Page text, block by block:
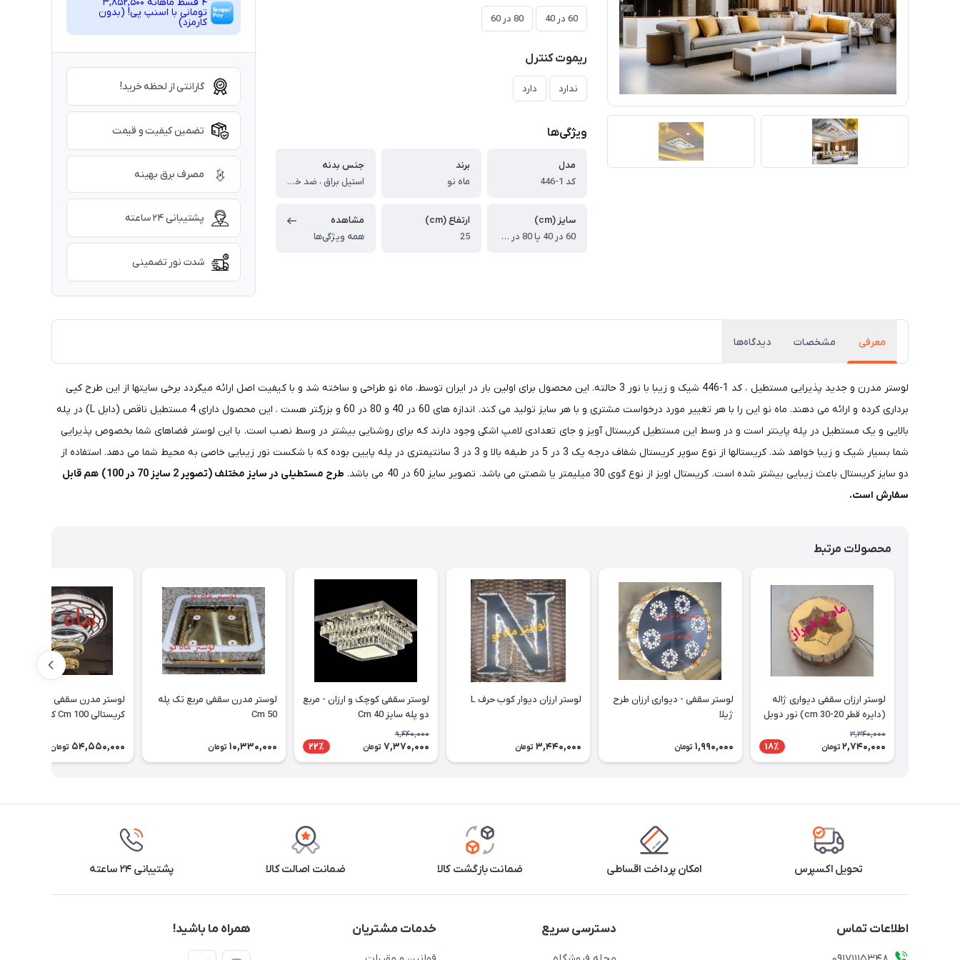
60 در 40 80 در 60
ریموت کنترل
ندارد دارد
ویژگی‌ها
مدل
کد 1-446
برند
ماه نو
جنس بدنه
استیل براق ، ضد خش تایواینی درجه یک طلایی/ نقره ای
سایز (cm)
60 در 40 یا 80 در 60 و ....
ارتفاع (cm)
25
مشاهده
همه ویژگی‌ها
تومانی با اسنپ ‌پی! (بدون
کارمزد)
گارانتی از لحظه خرید!
تضمین کیفیت و قیمت
مصرف برق بهینه
پشتیبانی ۲۴ ساعته
شدت نور تضمینی
معرفی مشخصات دیدگاه‌ها
لوستر مدرن و جدید پذیرایی مستطیل ، کد 1-446 شیک و زیبا با نور 3 حالته. این محصول برای اولین بار در ایران توسط، ماه نو طراحی و ساخته شد و با کیفیت اصل ارائه میگردد برخی سایتها از این طرح کپی
برداری کرده و ارائه می دهند. ماه نو این را با هر تغییر مورد درخواست مشتری و با هر سایز تولید می کند. اندازه های 60 در 40 و 80 در 60 و بزرگتر هست . این محصول دارای 4 مستطیل ناقص (دابل L) در پله
بالایی و یک مستطیل در پله پاینتر است و در وسط این مستطیل کریستال آویز و جای تعدادی لامپ اشکی وجود دارند که برای روشنایی بیشتر در وسط نصب است. با این لوستر فضاهای شما بخصوص پذیرایی
شما بسیار شیک و زیبا خواهد شد. کریستالها از نوع سوپر کریستال شفاف درجه یک 3 در 5 در طبقه بالا و 3 در 3 سانتیمتری در پله پایین بوده که با شکست نور زیبایی خاصی به محیط شما می دهد. استفاده از
دو سایز کریستال باعث زیبایی بیشتر شده است. کریستال اویز از نوع گوی 30 میلیمتر یا شصتی می باشد. تصویر سایز 60 در 40 می باشد.
طرح مستطیلی در سایز مختلف (تصویر 2 سایز 70 در 100) هم قابل
سفارش است.
محصولات مرتبط
لوستر ارزان سقفی دیواری ژاله
(دایره قطر 20-30 cm) نور دوبل
3,340,000
2,740,000 تومان 18٪
لوستر سقفی - دیواری ارزان طرح
ژیلا
1,990,000 تومان
لوستر ارزان دیوار کوب حرف L
3,440,000 تومان
لوستر سقفی کوچک و ارزان - مربع
دو پله سایز Cm 40
9,440,000
7,370,000 تومان 22٪
لوستر مدرن سقفی مربع تک پله
50 Cm
10,330,000 تومان
لوستر مدرن سقفی - آویزی
کریستالی 100 Cm کد 3_441
54,550,000 تومان
تحویل اکسپرس امکان پرداخت اقساطی ضمانت بازگشت کالا ضمانت اصالت کالا پشتیبانی ۲۴ ساعته
اطلاعات تماس دسترسی سریع خدمات مشتریان همراه ما باشید!